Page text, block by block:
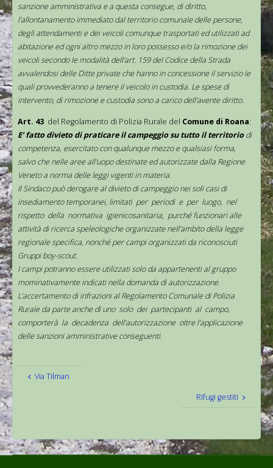
sanzione amministrativa e a questa consegue, di diritto,
l’allontanamento immediato dal territorio comunale delle persone,
degli attendamenti e dei veicoli comunque trasportati ed utilizzati ad
abitazione ed ogni altro mezzo in loro possesso e/o la rimozione dei
veicoli secondo le modalità dell’art. 159 del Codice della Strada
avvalendosi delle Ditte private che hanno in concessione il servizio le
quali provvederanno a tenere il veicolo in custodia. Le spese di
intervento, di rimozione e custodia sono a carico dell’avente diritto.
Art. 43 del Regolamento di Polizia Rurale del Comune di Roana:
E’ fatto divieto di praticare il campeggio su tutto il territoriodi
competenza, esercitato con qualunque mezzo e qualsiasi forma,
salvo che nelle aree all’uopo destinate ed autorizzate dalla Regione
Veneto a norma delle leggi vigenti in materia.
Il Sindaco può derogare al divieto di campeggio nei soli casi di
insediamento temporanei, limitati per periodi e per luogo, nel
rispetto della normativa igienicosanitaria, purché funzionari alle
attività di ricerca speleologiche organizzate nell’ambito della legge
regionale specifica, nonché per campi organizzati da riconosciuti
Gruppi boy-scout.
I campi potranno essere utilizzati solo da appartenenti al gruppo
mominativamente indicati nella domanda di autorizzazione.
L’accertamento di infrazioni al Regolamento Comunale di Polizia
Rurale da parte anche dì uno solo dei partecipanti al campo,
comporterà la decadenza dell’autorizzazione oltre l’applicazione
delle sanzioni amministrative conseguenti.
Via Tilman
Rifugi gestiti